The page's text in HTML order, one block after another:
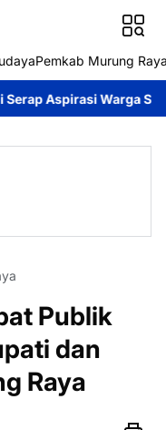
Pemkab Murung
Saat Reses di
Publik
dan
Raya